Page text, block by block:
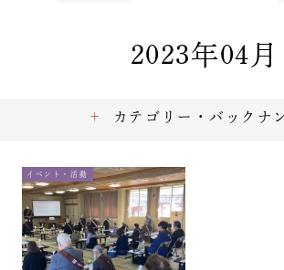
2023年04月
イベント・活動
カテゴリー・バックナ